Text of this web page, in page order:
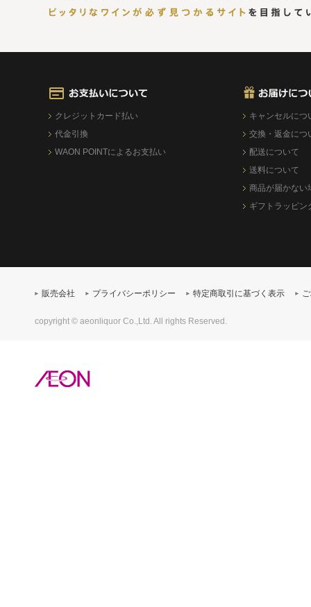
クレジットカード払い
代金引換
WAON POINTによるお支払い
キャンセルにつ
交換・返金につ
配送について
送料について
商品が届かない
ギフトラッピン
販売会社 プライバシーポリシー 特定商取引に基づく表示
copyright © aeonliquor Co.,Ltd. All rights Reserved.